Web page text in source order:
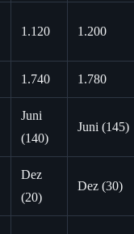
1.120 1.200
1.740 1.780
Juni
(140)
Juni (145)
Dez
(20)
Dez (30)